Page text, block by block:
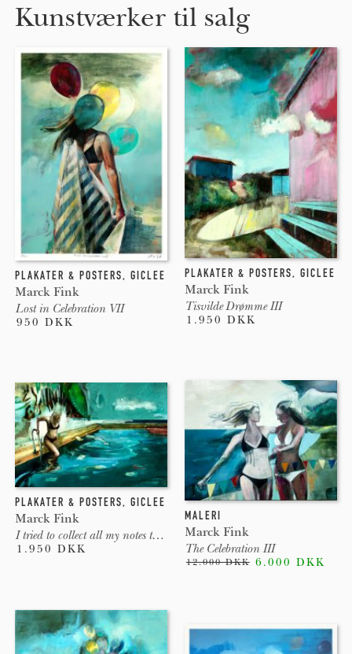
Kunstværker til salg
PLAKATER & POSTERS, GICLEE
Marck Fink
Lost in Celebration VII
950 DKK
PLAKATER & POSTERS, GICLEE
Marck Fink
Tisvilde Drømme III
1.950 DKK
MALERI
Marck Fink
The Celebration III
12.000 DKK 6.000 DKK
PLAKATER & POSTERS, GICLEE
Marck Fink
I tried to collect all my notes to self
1.950 DKK